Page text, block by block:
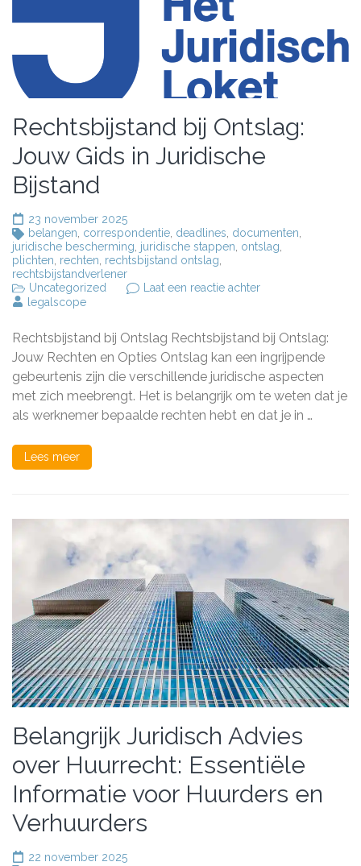
Rechtsbijstand bij Ontslag:
Jouw Gids in Juridische
Bijstand
23 november 2025
belangen correspondentie deadlines documenten
juridische bescherming juridische stappen ontslag
plichten rechten rechtsbijstand ontslag
rechtsbijstandverlener
Uncategorized
Laat een reactie achterop
Jouw
Gids
Juridische
Bijstand
legalscope
Rechtsbijstand bij Ontslag Rechtsbijstand bij Ontslag:
Jouw Rechten en Opties Ontslag kan een ingrijpende
gebeurtenis zijn die verschillende juridische aspecten
met zich meebrengt. Het is belangrijk om te weten dat je
als werknemer bepaalde rechten hebt en dat je in …
Lees meer
Belangrijk Juridisch Advies
over Huurrecht: Essentiële
Informatie voor Huurders en
Verhuurders
22 november 2025